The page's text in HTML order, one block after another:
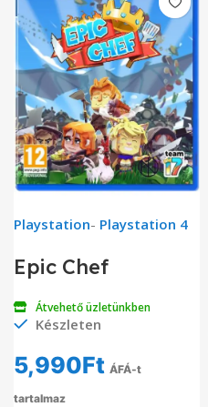
Playstation- Playstation 4
Epic Chef
Átvehető üzletünkben
Készleten
5,990Ft ÁFÁ-t
tartalmaz